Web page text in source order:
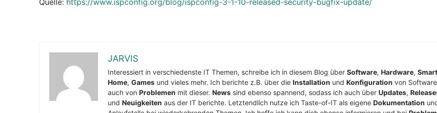
JARVIS
Interessiert in verschiedenste IT Themen, schreibe ich in diesem Blog über Software, Hardware, Smart
Home, Games und vieles mehr. Ich berichte z.B. über die Installation und Konfiguration von
auch von Problemen mit dieser. News sind ebenso spannend, sodass ich auch über Updates,
und Neuigkeiten aus der IT berichte. Letztendlich nutze ich Taste-of-IT als eigene Dokumentation